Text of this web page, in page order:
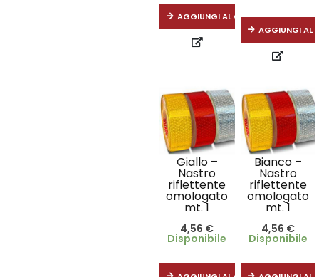
AGGIUNGI AL CARRELLO
AGGIUNGI AL
Giallo –
Nastro
riflettente
omologato
mt. 1
4,56 €
Disponibile
Bianco –
Nastro
riflettente
omologato
mt. 1
4,56 €
Disponibile